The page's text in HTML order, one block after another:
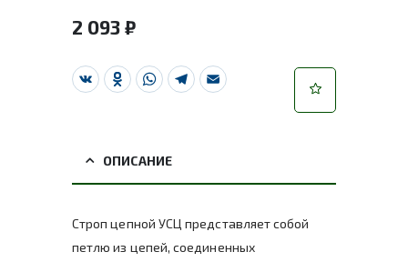
2 093 ₽
VK Odnoklassniki
WhatsApp
Telegram
Email
ОПИСАНИЕ
Строп цепной УСЦ представляет собой
петлю из цепей, соединенных